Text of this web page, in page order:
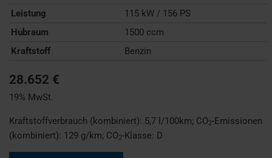
Leistung
115 kW / 156 PS
Hubraum
1500 ccm
Kraftstoff
Benzin
28.652 €
19% MwSt.
Kraftstoffverbrauch (kombiniert): 5,7 l/100km; CO2-Emissionen
(kombiniert): 129 g/km; CO2-Klasse: D